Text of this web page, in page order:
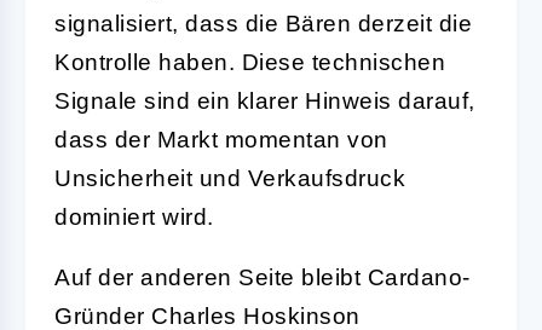
signalisiert, dass die Bären derzeit die
Kontrolle haben. Diese technischen
Signale sind ein klarer Hinweis darauf,
dass der Markt momentan von
Unsicherheit und Verkaufsdruck
dominiert wird.
Auf der anderen Seite bleibt Cardano-
Gründer Charles Hoskinson